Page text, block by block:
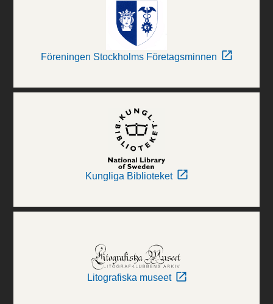
Föreningen Stockholms Företagsminnen
Kungliga Biblioteket
Litografiska museet